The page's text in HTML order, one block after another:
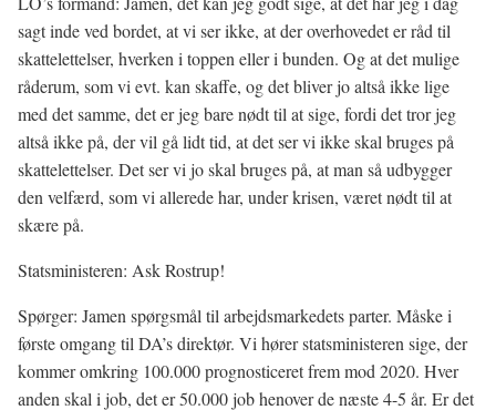
sagt inde ved bordet, at vi ser ikke, at der overhovedet er råd til
skattelettelser, hverken i toppen eller i bunden. Og at det mulige
råderum, som vi evt. kan skaffe, og det bliver jo altså ikke lige
med det samme, det er jeg bare nødt til at sige, fordi det tror jeg
altså ikke på, der vil gå lidt tid, at det ser vi ikke skal bruges på
skattelettelser. Det ser vi jo skal bruges på, at man så udbygger
den velfærd, som vi allerede har, under krisen, været nødt til at
skære på.
Statsministeren: Ask Rostrup!
Spørger: Jamen spørgsmål til arbejdsmarkedets parter. Måske i
første omgang til DA’s direktør. Vi hører statsministeren sige, der
kommer omkring 100.000 prognosticeret frem mod 2020. Hver
anden skal i job, det er 50.000 job henover de næste 4-5 år. Er det